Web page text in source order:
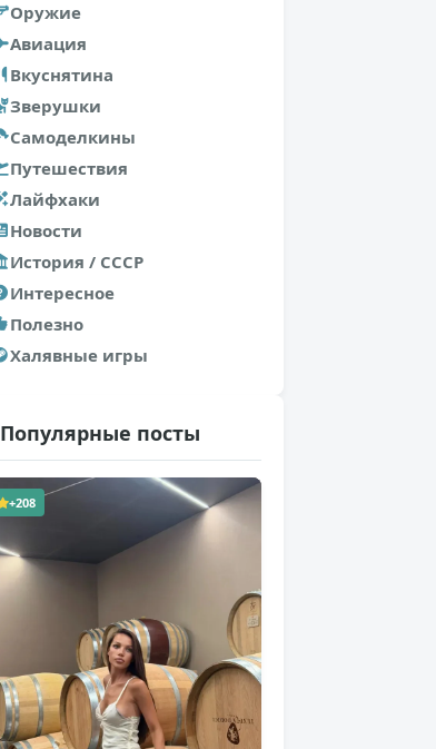
Оружие
Авиация
Вкуснятина
Зверушки
Самоделкины
Путешествия
Лайфхаки
Новости
История / СССР
Интересное
Полезно
Халявные игры
Популярные посты
+208